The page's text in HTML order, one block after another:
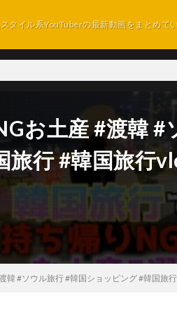
タイル系YouTuberの最新動画をまとめて
お土産 #渡韓 #
旅行 #韓国旅行
韓 #ソウル旅行 #韓国ショッピング #韓国旅